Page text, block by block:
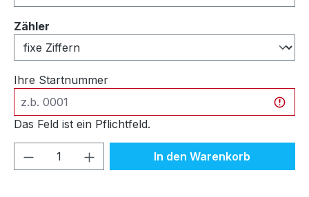
Zähler
Ihre Startnummer
Das Feld ist ein Pflichtfeld.
Produkt Anzahl: Gib denIn den Warenkorb